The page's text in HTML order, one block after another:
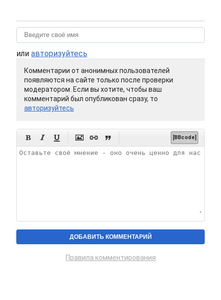
или авторизуйтесь
Комментарии от анонимных пользователей
появляются на сайте только после проверки
модератором. Если вы хотите, чтобы ваш
комментарий был опубликован сразу, то
авторизуйтесь
      [BBcode]
Правила комментирования